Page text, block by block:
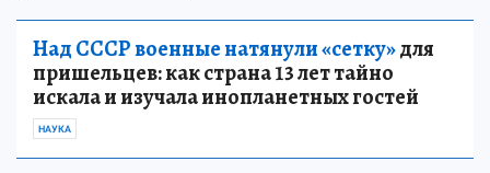
Над СССР военные натянули «сетку»для
пришельцев: как страна 13 лет тайно
искала и изучала инопланетных гостей
НАУКА